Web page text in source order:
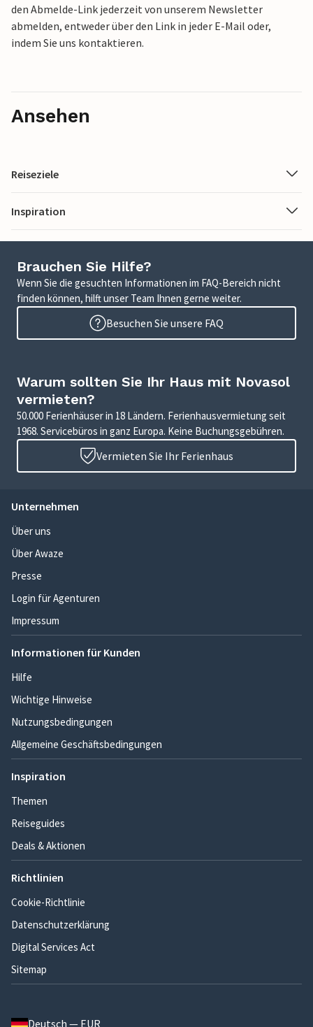
den Abmelde-Link jederzeit von unserem Newsletter
abmelden, entweder über den Link in jeder E-Mail oder,
indem Sie uns kontaktieren.
Ansehen
Reiseziele
Inspiration
Brauchen Sie Hilfe?
Wenn Sie die gesuchten Informationen im FAQ-Bereich nicht
finden können, hilft unser Team Ihnen gerne weiter.
Besuchen Sie unsere FAQ
Warum sollten Sie Ihr Haus mit Novasol
vermieten?
50.000 Ferienhäuser in 18 Ländern. Ferienhausvermietung seit
1968. Servicebüros in ganz Europa. Keine Buchungsgebühren.
Vermieten Sie Ihr Ferienhaus
Unternehmen
Über uns
Über Awaze
Presse
Login für Agenturen
Impressum
Informationen für Kunden
Hilfe
Wichtige Hinweise
Nutzungsbedingungen
Allgemeine Geschäftsbedingungen
Inspiration
Themen
Reiseguides
Deals & Aktionen
Richtlinien
Cookie-Richtlinie
Datenschutzerklärung
Digital Services Act
Sitemap
Deutsch — EUR